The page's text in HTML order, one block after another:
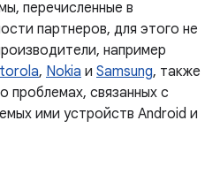
перечисленные в
партнеров, для этого не
например
, Nokia и Samsung, также
проблемах, связанных с
ими устройств Android и